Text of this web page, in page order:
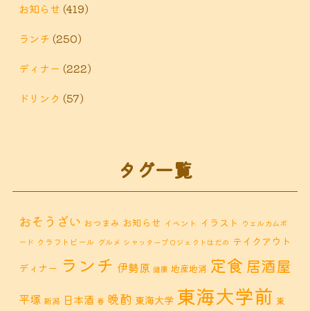
お知らせ (419)
ランチ (250)
ディナー (222)
ドリンク (57)
タグ一覧
おそうざい おつまみ お知らせ イベント イラスト ウェルカムボ
ード クラフトビール グルメ シャッタープロジェクトはだの テイクアウト
ディナー ランチ 伊勢原 健康 地産地消 定食 居酒屋
平塚 新潟 日本酒 春 晩酌 東海大学 東海大学前 東